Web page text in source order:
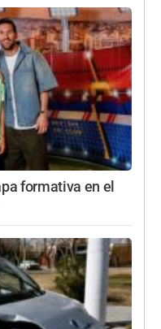
formativa en el